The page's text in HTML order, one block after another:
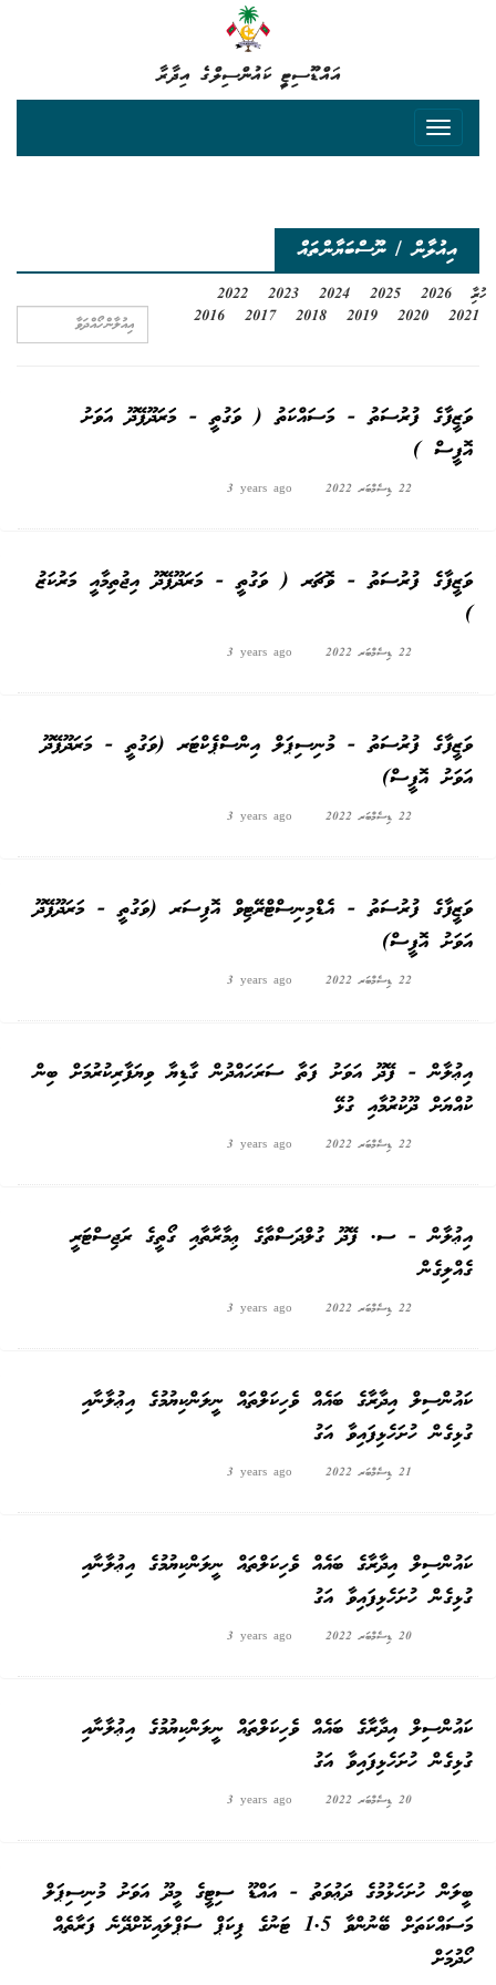
އައްޑޫސިޓީ ކައުންސިލްގެ އިދާރާ
އިއުލާން / ނޫސްބަޔާންތައް
ހުރިހާ 2026
2025
2024
2023
2022
2021
2020
2019
2018
2017
2016
ވަޒީފާގެ ފުރުސަތު - މަސައްކަތު ( ވަގުތީ - މަރަދޫފޭދޫ އަވަށު
އޮފީސް )
22 ޑިސެމްބަރ 2022 3 years ago
ވަޒީފާގެ ފުރުސަތު - ވޮޗަރ ( ވަގުތީ - މަރަދޫފޭދޫ އިޖުތިމާއީ މަރުކަޒު
)
22 ޑިސެމްބަރ 2022 3 years ago
ވަޒީފާގެ ފުރުސަތު - މުނިސިޕަލް އިންސްޕެކްޓަރ (ވަގުތީ - މަރަދޫފޭދޫ
އަވަށު އޮފީސް)
22 ޑިސެމްބަރ 2022 3 years ago
ވަޒީފާގެ ފުރުސަތު - އެޑްމިނިސްޓްރޭޓިވް އޮފިސަރ (ވަގުތީ - މަރަދޫފޭދޫ
އަވަށު އޮފީސް)
22 ޑިސެމްބަރ 2022 3 years ago
އިޢުލާން - ފޭދޫ އަވަށު ފަތާ ސަރަހައްދުން ގާޑިޔާ ވިޔަފާރިކުރުމަށް ބިން
ކުއްޔަށް ދޫކުރުމާއި ގުޅޭ
22 ޑިސެމްބަރ 2022 3 years ago
އިޢުލާން - ސ. ފޭދޫ ގުލްދަސްތާގެ ޢިމާރާތާއި ގޯތީގެ ރަޖިސްޓަރީ
ގެއްލިގެން
22 ޑިސެމްބަރ 2022 3 years ago
ކައުންސިލް އިދާރާގެ ބައެއް ވެހިކަލްތައް ނީލަންކިޔުމުގެ އިޢުލާނާއި
ގުޅިގެން ހުށަހެޅިފައިވާ އަގު
21 ޑިސެމްބަރ 2022 3 years ago
ކައުންސިލް އިދާރާގެ ބައެއް ވެހިކަލްތައް ނީލަންކިޔުމުގެ އިޢުލާނާއި
ގުޅިގެން ހުށަހެޅިފައިވާ އަގު
20 ޑިސެމްބަރ 2022 3 years ago
ކައުންސިލް އިދާރާގެ ބައެއް ވެހިކަލްތައް ނީލަންކިޔުމުގެ އިޢުލާނާއި
ގުޅިގެން ހުށަހެޅިފައިވާ އަގު
20 ޑިސެމްބަރ 2022 3 years ago
ބީލަން ހުށަހެޅުމުގެ ދަޢުވަތު - އައްޑޫ ސިޓީގެ މީދޫ އަވަށު މުނިސިޕަލް
މަސައްކަތަށް ބޭނުންވާ 1.5 ޓަނުގެ ޕިކަޕް ސަޕްލައިކޮށްދޭނެ ފަރާތެއް
ހޯދުމަށް